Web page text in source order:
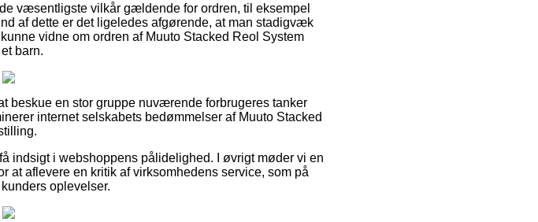
væsentligste vilkår gældende for ordren, til eksempel
af dette er det ligeledes afgørende, at man stadigvæk
vidne om ordren af Muuto Stacked Reol System
barn.
beskue en stor gruppe nuværende forbrugeres tanker
internet selskabets bedømmelser af Muuto Stacked
indsigt i webshoppens pålidelighed. I øvrigt møder vi en
at aflevere en kritik af virksomhedens service, som på
oplevelser.